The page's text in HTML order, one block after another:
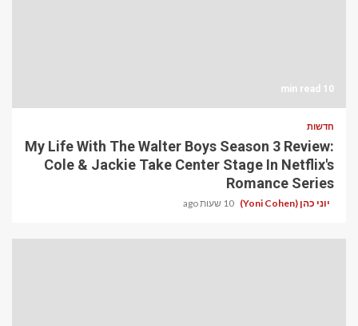
10 min read
חדשות
My Life With The Walter Boys Season 3 Review:
Cole & Jackie Take Center Stage In Netflix's
Romance Series
יוני כהן (Yoni Cohen) 10 שעות ago